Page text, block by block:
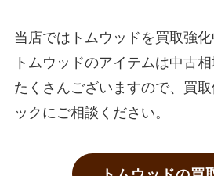
当店ではトムウッドを買取強化
トムウッドのアイテムは中古
たくさんございますので、買
ックにご相談ください。